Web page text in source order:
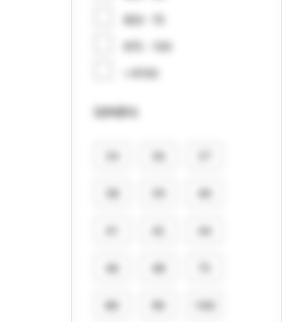
€50 - 75
€75 - 150
> €150
izmērs